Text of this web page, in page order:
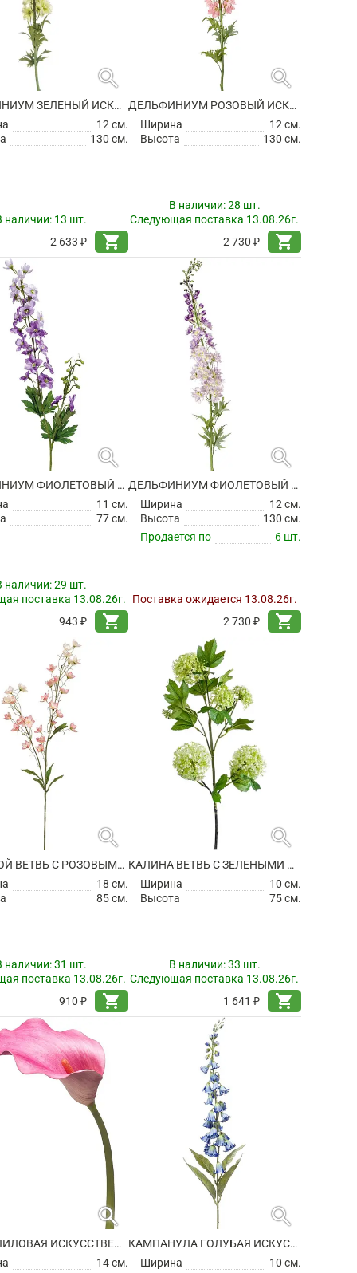
search
ДЕЛЬФИНИУМ ЗЕЛЕНЫЙ ИСКУССТВЕННЫЙ
12 см.
130 см.
наличии: 13 шт.
2 633 ₽
shopping_cart
search
ДЕЛЬФИНИУМ РОЗОВЫЙ ИСКУССТВЕННЫЙ
Ширина
12 см.
Высота
130 см.
В наличии:28 шт.
Следующая поставка 13.08.26г.
2 730 ₽
shopping_cart
search
ДЕЛЬФИНИУМ ФИОЛЕТОВЫЙ ИСКУССТВЕННЫЙ
11 см.
77 см.
наличии:29 шт.
поставка 13.08.26г.
943 ₽
shopping_cart
search
ДЕЛЬФИНИУМ ФИОЛЕТОВЫЙ ИСКУССТВЕННЫЙ
Ширина
12 см.
Высота
130 см.
Продается по
6 шт.
Поставка ожидается 13.08.26г.
2 730 ₽
shopping_cart
search
ЗВЕРОБОЙ ВЕТВЬ С РОЗОВЫМИ ЦВЕТАМИ ИСКУССТВЕННЫЙ
18 см.
85 см.
наличии:31 шт.
поставка 13.08.26г.
910 ₽
shopping_cart
search
КАЛИНА ВЕТВЬ С ЗЕЛЕНЫМИ ЦВЕТАМИ ИСКУССТВЕННАЯ
Ширина
10 см.
Высота
75 см.
В наличии:33 шт.
Следующая поставка 13.08.26г.
1 641 ₽
shopping_cart
search
КАЛЛА ЛИЛОВАЯ ИСКУССТВЕННАЯ
14 см.
search
КАМПАНУЛА ГОЛУБАЯ ИСКУССТВЕННАЯ
Ширина
10 см.